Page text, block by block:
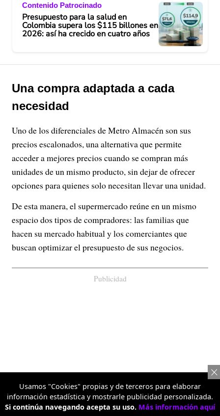
Contenido Patrocinado
Presupuesto para la salud en
Colombia supera los $115 billones en
2026: así ha crecido en cuatro años
Una compra adaptada a cada
necesidad
Uno de los diferenciales de Metro Almacén son sus
precios escalonados, una alternativa que permite
acceder a mejores precios cuando se compran más
unidades de un mismo producto, sin dejar de ofrecer
opciones para quienes solo necesitan llevar una unidad.
De esta manera, el supermercado reúne en un mismo
espacio dos tipos de compradores: las familias que
hacen su mercado habitual y los comerciantes que
buscan optimizar el presupuesto de sus negocios.
Publicidad
Usamos "Cookies" propias y de terceros para elaborar
información estadística y mostrarle publicidad personalizada.
Si continúa navegando acepta su uso. Más información aquí